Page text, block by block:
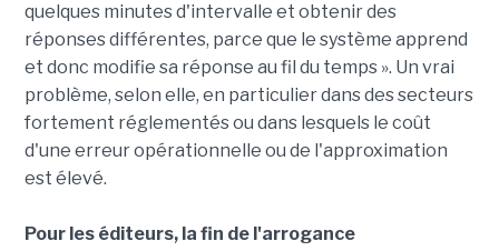
quelques minutes d'intervalle et obtenir des
réponses différentes, parce que le système apprend
et donc modifie sa réponse au fil du temps ». Un vrai
problème, selon elle, en particulier dans des secteurs
fortement réglementés ou dans lesquels le coût
d'une erreur opérationnelle ou de l'approximation
est élevé.
Pour les éditeurs, la fin de l'arrogance